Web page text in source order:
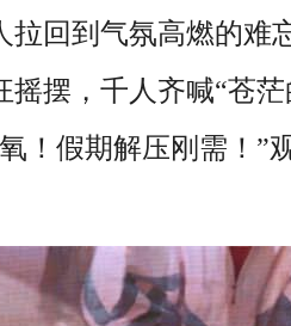
拉回到气氛高燃的难
摇摆，千人齐喊“苍
！假期解压刚需！”